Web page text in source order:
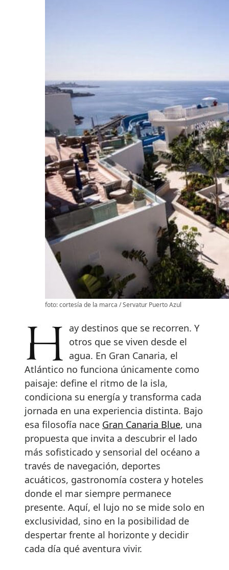
foto: cortesía de la marca / Servatur Puerto Azul
Hay destinos que se recorren. Y otros que se viven desde el
agua. En Gran Canaria, el
Atlántico no funciona únicamente como
paisaje: define el ritmo de la isla,
condiciona su energía y transforma cada
jornada en una experiencia distinta. Bajo
esa filosofía nace Gran Canaria Blue, una
propuesta que invita a descubrir el lado
más sofisticado y sensorial del océano a
través de navegación, deportes
acuáticos, gastronomía costera y hoteles
donde el mar siempre permanece
presente. Aquí, el lujo no se mide solo en
exclusividad, sino en la posibilidad de
despertar frente al horizonte y decidir
cada día qué aventura vivir.